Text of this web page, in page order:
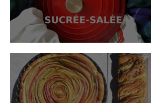
Cocotte sucrée-salée